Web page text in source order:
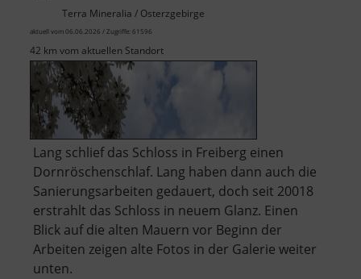
Terra Mineralia / Osterzgebirge
aktuell vom 06.06.2026 / Zugriffe: 61596
42 km vom aktuellen Standort
Lang schlief das Schloss in Freiberg einen
Dornröschenschlaf. Lang haben dann auch die
Sanierungsarbeiten gedauert, doch seit 20018
erstrahlt das Schloss in neuem Glanz. Einen
Blick auf die alten Mauern vor Beginn der
Arbeiten zeigen alte Fotos in der Galerie weiter
unten.